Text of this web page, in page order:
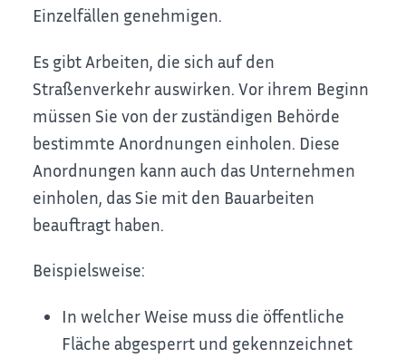
Einzelfällen genehmigen.
Es gibt Arbeiten, die sich auf den
Straßenverkehr auswirken. Vor ihrem Beginn
müssen Sie von der zuständigen Behörde
bestimmte Anordnungen einholen. Diese
Anordnungen kann auch das Unternehmen
einholen, das Sie mit den Bauarbeiten
beauftragt haben.
Beispielsweise:
In welcher Weise muss die öffentliche
Fläche abgesperrt und gekennzeichnet